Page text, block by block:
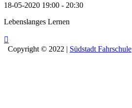
18-05-2020 19:00 - 20:30
Lebenslanges Lernen
Copyright © 2022 | Südstadt Fahrschule